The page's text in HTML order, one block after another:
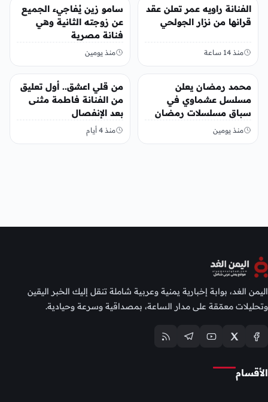
الفن
الفنانة راويه عمر تعلن عقد
قرانها من نزار الجولحي
منذ 14 ساعة
الفن
سامو زين يُفاجيء الجميع
عن زوجته الثانية وهي
فنانة مصرية
منذ يومين
محمد رمضان يعلن
مسلسل عشماوي في
سباق مسلسلات رمضان
2027منذ يومين
من قلي اعشق.. أول تعليق
من الفنانة فاطمة مثنى
بعد الإنفصال
منذ 4 أيام
اليمن الغد، بوابة إخبارية يمنية وعربية شاملة تنقل إليك الخبر اليقين
وتحليلات معمّقة على مدار الساعة، بمصداقية وسرعة وحيادية.
الأقسام